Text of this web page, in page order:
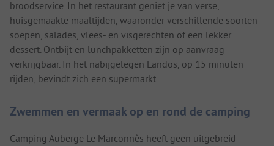
broodservice. In het restaurant geniet je van verse,
huisgemaakte maaltijden, waaronder verschillende soorten
soepen, salades, vlees- en visgerechten of een lekker
dessert. Ontbijt en lunchpakketten zijn op aanvraag
verkrijgbaar. In het nabijgelegen Landos, op 15 minuten
rijden, bevindt zich een supermarkt.
Zwemmen en vermaak op en rond de camping
Camping Auberge Le Marconnès heeft geen uitgebreid